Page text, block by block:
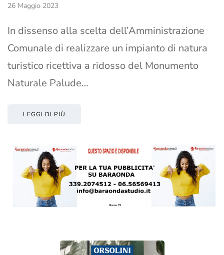
26 Maggio 2023
In dissenso alla scelta dell’Amministrazione
Comunale di realizzare un impianto di natura
turistico ricettiva a ridosso del Monumento
Naturale Palude…
LEGGI DI PIÙ